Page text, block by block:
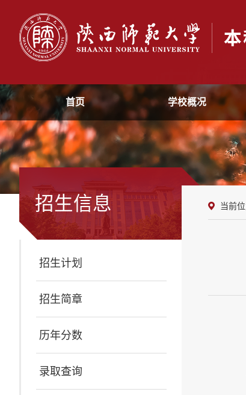
首页 学校概况
招生信息
招生计划
招生简章
历年分数
录取查询
当前